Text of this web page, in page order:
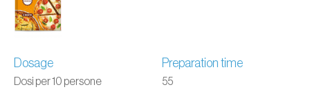
Dosage
Dosi per 10 persone
Preparation time
55